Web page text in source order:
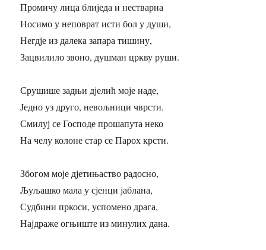
Промичу лица блиједа и нестварна
Носимо у неповрат исти бол у души,
Негдје из далека запара тишину,
Зацвилило звоно, душман цркву руши.
Срушише задњи дјелић моје наде,
Једно уз друго, невољници чврсти.
Смилуј се Господе прошапута неко
На челу колоне стар се Парох крсти.
Збогом моје дјетињаство радосно,
Љуљашко мала у сјенци јаблана,
Судбини пркоси, успомено драга,
Најдраже огњиште из минулих дана.